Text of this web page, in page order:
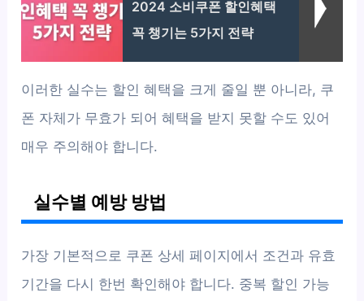
2024 소비쿠폰 할인혜택
꼭 챙기는 5가지 전략
이러한 실수는 할인 혜택을 크게 줄일 뿐 아니라, 쿠
폰 자체가 무효가 되어 혜택을 받지 못할 수도 있어
매우 주의해야 합니다.
실수별 예방 방법
가장 기본적으로 쿠폰 상세 페이지에서 조건과 유효
기간을 다시 한번 확인해야 합니다. 중복 할인 가능